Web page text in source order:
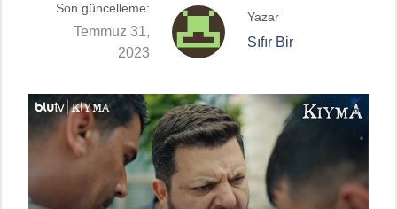
Son güncelleme:
Temmuz 31,
2023
Yazar
Sıfır Bir